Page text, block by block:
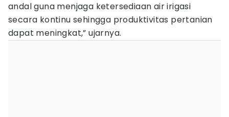
andal guna menjaga ketersediaan air irigasi
secara kontinu sehingga produktivitas pertanian
dapat meningkat,” ujarnya.